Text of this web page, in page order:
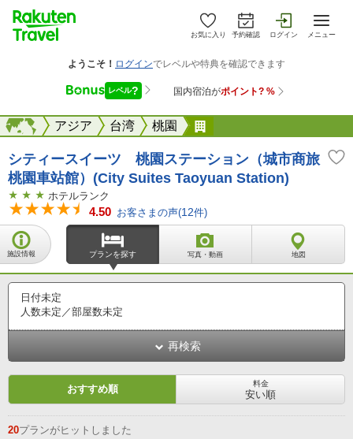
お気に入り 予約確認 ログイン メニュー
海外アジア 台湾 桃園
海外
シティースイーツ 桃園ステーション（城市商旅
桃園車站館）(City Suites Taoyuan Station)
ホテルランク
4.50 お客さまの声(12件)
施設情報 プランを探す 写真・動画 地図
日付未定
人数未定／部屋数未定
再検索
おすすめ順 料金
安い順
20プランがヒットしました